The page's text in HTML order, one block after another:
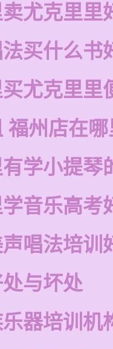
尤克里里
买什么书
尤克里里
福州店在
学小提琴
音乐高考
唱法培训
与坏处
器培训机